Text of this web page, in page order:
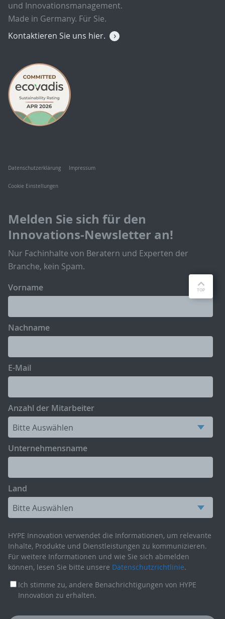
und Innovationsmanagement.
Made in Germany. Für Sie.
Kontaktieren Sie uns hier.
Datenschutzerklärung Impressum
Cookie Einstellungen
Melden Sie sich für den
Innovations-Newsletter an!
Nur Fachinhalte von Beratern und Experten der
Branche, kein Spam.
Vorname
Nachname
E-Mail
Anzahl der Mitarbeiter
Unternehmensname
Land
HYPE Innovation verwendet die Informationen, um relevante
Inhalte, Produkte und Dienstleistungen zu kommunizieren.
Für weitere Informationen und wie Sie sich abmelden
können, lesen Sie bitte unsere Datenschutzrichtlinie.
Ich stimme zu, andere Benachrichtigungen von HYPE
Innovation zu erhalten.